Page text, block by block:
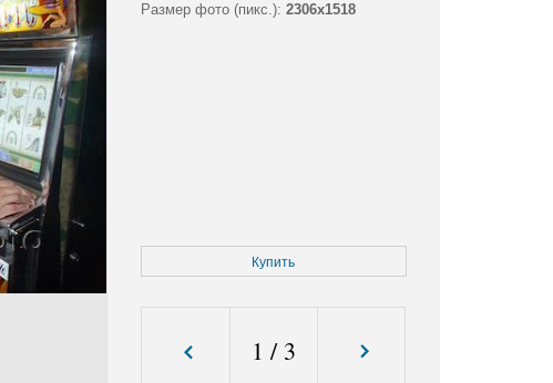
Размер фото (пикс.): 2306x1518
Купить
1 / 3